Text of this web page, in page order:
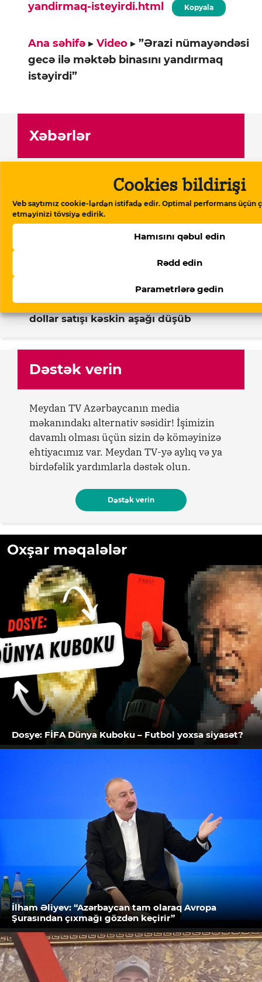
Cookies bildirişi
Veb saytımız cookie-lərdən istifadə edir. Optimal performans üçün
etməyinizi tövsiyə edirik.
Hamısını qəbul edin
Rədd edin
Parametrlərə gedin
yandirmaq-isteyirdi.html Kopyala
Ana səhifə ▸ Video ▸ ”Ərazi nümayəndəsi
gecə ilə məktəb binasını yandırmaq
istəyirdi”
Xəbərlər
ABŞ-nin TRIPP+ fondunun rəhbəri
Ermənistanda danışıqlar aparır:
müzakirələrin detalları
Əhali dollardan uzaqlaşır: bankların isə
dollar satışı kəskin aşağı düşüb
Dəstək verin
Meydan TV Azərbaycanın media
məkanındakı alternativ səsidir! İşimizin
davamlı olması üçün sizin də köməyinizə
ehtiyacımız var. Meydan TV-yə aylıq və ya
birdəfəlik yardımlarla dəstək olun.
Dəstək verin
Oxşar məqalələr
Dosye: FİFA Dünya Kuboku – Futbol yoxsa siyasət?
İlham Əliyev: “Azərbaycan tam olaraq Avropa
Şurasından çıxmağı gözdən keçirir”